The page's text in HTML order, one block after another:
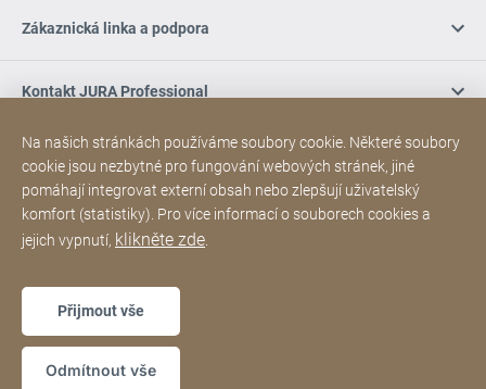
Zákaznická linka a podpora
Kontakt JURA Professional
Nákup online / Podmínky
Sociální média
Webová
stránka
[Website
information]
Poděkování
Na našich stránkách používáme soubory cookie. Některé soubory
cookie jsou nezbytné pro fungování webových stránek, jiné
pomáhají integrovat externí obsah nebo zlepšují uživatelský
komfort (statistiky). Pro více informací o souborech cookies a
jejich vypnutí, klikněte zde
Přijmout vše
Odmítnout vše